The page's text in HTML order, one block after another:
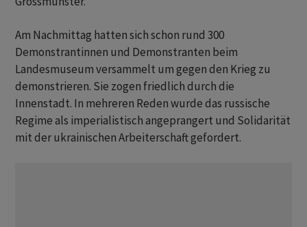
Am Nachmittag hatten sich schon rund 300
Demonstrantinnen und Demonstranten beim
Landesmuseum versammelt um gegen den Krieg zu
demonstrieren. Sie zogen friedlich durch die
Innenstadt. In mehreren Reden wurde das russische
Regime als imperialistisch angeprangert und Solidarität
mit der ukrainischen Arbeiterschaft gefordert.